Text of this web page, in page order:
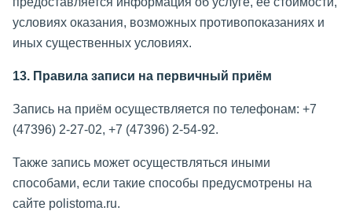
условиях оказания, возможных противопоказаниях и
иных существенных условиях.
13. Правила записи на первичный приём
Запись на приём осуществляется по телефонам: +7
(47396) 2-27-02, +7 (47396) 2-54-92.
Также запись может осуществляться иными
способами, если такие способы предусмотрены на
сайте polistoma.ru.